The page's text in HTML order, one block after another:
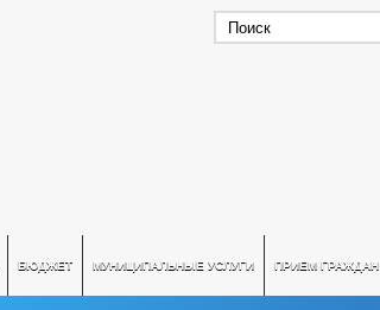
БЮДЖЕТ МУНИЦИПАЛЬНЫЕ УСЛУГИ ПРИЕМ ГРАЖДАН